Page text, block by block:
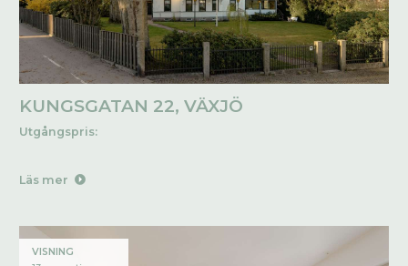
KUNGSGATAN 22, VÄXJÖ
Utgångspris:
Läs mer
VISNING